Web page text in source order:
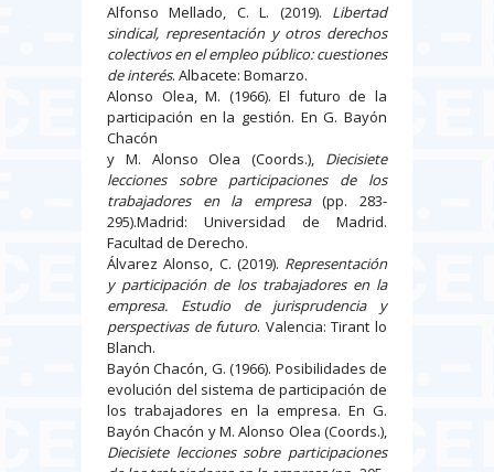
Alfonso Mellado, C. L. (2019). Libertad
sindical, representación y otros derechos
colectivos en el empleo público: cuestiones
de interés. Albacete: Bomarzo.
Alonso Olea, M. (1966). El futuro de la
participación en la gestión. En G. Bayón
Chacón
y M. Alonso Olea (Coords.), Diecisiete
lecciones sobre participaciones de los
trabajadores en la empresa(pp. 283-
295).Madrid: Universidad de Madrid.
Facultad de Derecho.
Álvarez Alonso, C. (2019). Representación
y participación de los trabajadores en la
empresa. Estudio de jurisprudencia y
perspectivas de futuro. Valencia: Tirant lo
Blanch.
Bayón Chacón, G. (1966). Posibilidades de
evolución del sistema de participación de
los trabajadores en la empresa. En G.
Bayón Chacón y M. Alonso Olea (Coords.),
Diecisiete lecciones sobre participaciones